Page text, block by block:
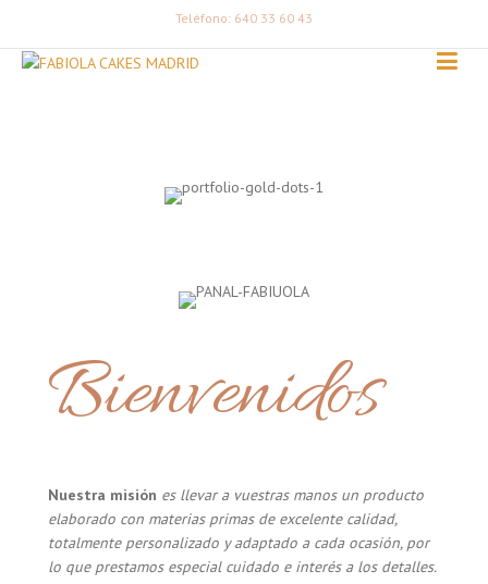
Teléfono: 640 33 60 43
Bienvenidos
Nuestra misión es llevar a vuestras manos un producto
elaborado con materias primas de excelente calidad,
totalmente personalizado y adaptado a cada ocasión, por
lo que prestamos especial cuidado e interés a los detalles.